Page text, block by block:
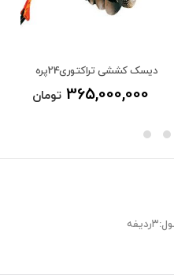
دیسک کششی تراکتوری24پره
365,000,000 تومان